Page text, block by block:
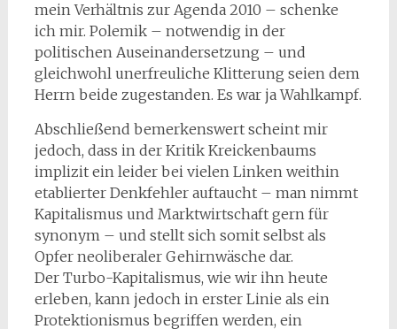
mein Verhältnis zur Agenda 2010 – schenke
ich mir. Polemik – notwendig in der
politischen Auseinandersetzung – und
gleichwohl unerfreuliche Klitterung seien dem
Herrn beide zugestanden. Es war ja Wahlkampf.
Abschließend bemerkenswert scheint mir
jedoch, dass in der Kritik Kreickenbaums
implizit ein leider bei vielen Linken weithin
etablierter Denkfehler auftaucht – man nimmt
Kapitalismus und Marktwirtschaft gern für
synonym – und stellt sich somit selbst als
Opfer neoliberaler Gehirnwäsche dar.
Der Turbo-Kapitalismus, wie wir ihn heute
erleben, kann jedoch in erster Linie als ein
Protektionismus begriffen werden, ein